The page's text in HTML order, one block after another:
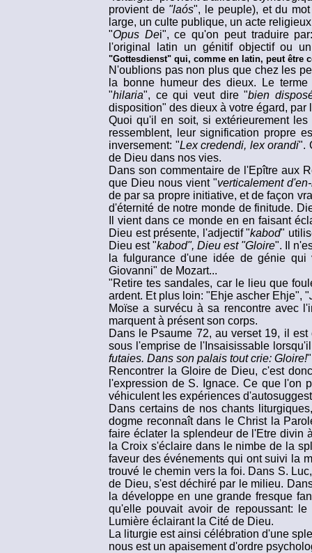
provient de "laós", le peuple), et du
large, un culte publique, un acte
"Opus Dei", ce qu'on peut traduire
l'original latin un génitif objectif ou
"Gottesdienst" qui, comme en latin, peut être
N'oublions pas non plus que chez les
la bonne humeur des dieux. Le
"hilaria", ce qui veut dire "bien
disposition" des dieux à votre égard,
Quoi qu'il en soit, si extérieurement
ressemblent, leur signification propre
inversement: "Lex credendi, lex orandi".
de Dieu dans nos vies.
Dans son commentaire de l'Epître aux
que Dieu nous vient "verticalement
de par sa propre initiative, et de façon
d'éternité de notre monde de finitude.
Il vient dans ce monde en en faisant
Dieu est présente, l'adjectif "kabod"
Dieu est "kabod", Dieu est "Gloire". Il
la fulgurance d'une idée de génie
Giovanni" de Mozart...
"Retire tes sandales, car le lieu que
ardent. Et plus loin: "Ehje ascher Ehje", "
Moïse a survécu à sa rencontre avec
marquent à présent son corps.
Dans le Psaume 72, au verset 19, il
sous l'emprise de l'Insaisissable
futaies. Dans son palais tout crie: Gloire!
Rencontrer la Gloire de Dieu, c'est
l'expression de S. Ignace. Ce que l'on
véhiculent les expériences
Dans certains de nos chants
dogme reconnaît dans le Christ la
faire éclater la splendeur de l'Etre divin
la Croix s'éclaire dans le nimbe de la
faveur des événements qui ont suivi la
trouvé le chemin vers la foi. Dans S.
de Dieu, s'est déchiré par le milieu.
la développe en une grande fresque
qu'elle pouvait avoir de repoussant:
Lumière éclairant la Cité de Dieu.
La liturgie est ainsi célébration d'une
nous est un apaisement d'ordre